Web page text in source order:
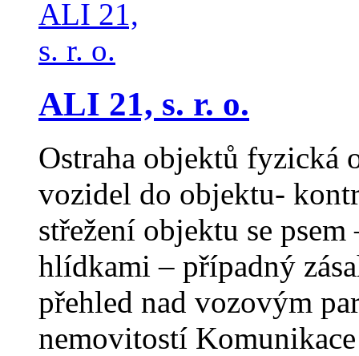
ALI 21, s. r. o.
Ostraha objektů fyzická
vozidel do objektu-
střežení objektu se
hlídkami – případný
přehled nad vozovým
nemovitostí